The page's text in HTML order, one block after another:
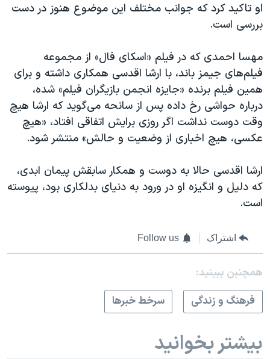
او تاکید کرد که جوانب مختلف این موضوع هنوز در دست
بررسی است.
مهسا احمدی که در فیلم «اسکای فال» از مجموعه
فیلم‌های جیمز باند، با ارشا اقدسی همکاری داشته و برای
همین فیلم برنده «جایزه انجمن بازیگران فیلم» شده،
درباره حواشی رخ داده پس از سانحه می‌گوید که ارشا هیچ
وقت دوست نداشت اگر روزی برایش اتفاقی افتاد، «هیچ
عکسی، هیچ اخباری از وضعیت و حالش» منتشر شود.
ارشا اقدسی حالا به دوست و همکار سابقش پیمان ابدی،
که دلیل و انگیزه او در ورود به دنیای بدلکاری بود، پیوسته
است.
اشتراک Follow us
همچنبن ببینید:
فرهنگ و زندگی
سرخط خبرها
بیشتر بخوانید